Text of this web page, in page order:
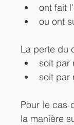
ont fait
ou ont
La perte du
soit par
soit par
Pour le cas
la manière